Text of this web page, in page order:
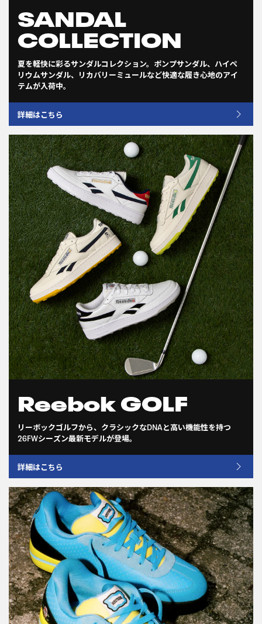
SANDAL
COLLECTION
夏を軽快に彩るサンダルコレクション。ポンプサンダル、ハイぺ
リウムサンダル、リカバリーミュールなど快適な履き心地のアイ
テムが入荷中。
詳細はこちら
Reebok GOLF
リーボックゴルフから、クラシックなDNAと高い機能性を持つ
26FWシーズン最新モデルが登場。
詳細はこちら